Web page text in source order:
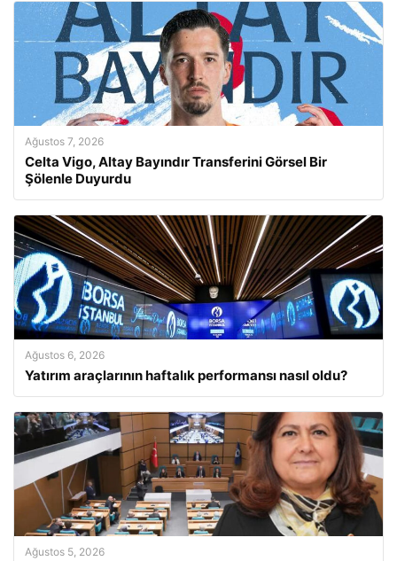
Ağustos 7, 2026
Celta Vigo, Altay Bayındır Transferini Görsel Bir
Şölenle Duyurdu
Ağustos 6, 2026
Yatırım araçlarının haftalık performansı nasıl oldu?
Ağustos 5, 2026